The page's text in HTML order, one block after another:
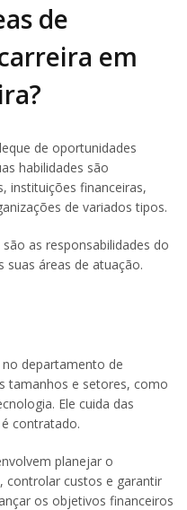
de
em
de oportunidades
habilidades são
instituições financeiras,
de variados tipos.
as responsabilidades do
suas áreas de atuação.
departamento de
tamanhos e setores, como
Ele cuida das
contratado.
planejar o
controlar custos e garantir
os objetivos financeiros